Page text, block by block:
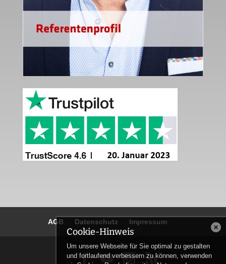
AGB Datenschutz Impressum
 
Cookie-Hinweis
Um unsere Webseite für Sie optimal zu gestalten
und fortlaufend verbessern zu können, verwenden